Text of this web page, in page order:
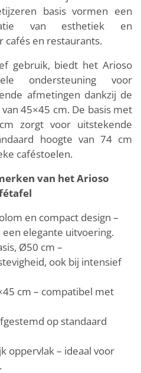
basis vormen een
van esthetiek en
cafés en restaurants.
gebruik, biedt het Arioso
ondersteuning voor
afmetingen dankzij de
45×45 cm. De basis met
zorgt voor uitstekende
hoogte van 74 cm
caféstoelen.
van het Arioso
en compact design –
elegante uitvoering.
Ø50 cm –
ook bij intensief
cm – compatibel met
op standaard
oppervlak – ideaal voor